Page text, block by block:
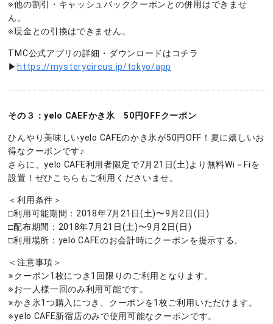
※他の割引・キャッシュバッククーポンとの併用はできませ
ん。
※現金との引換はできません。
TMC公式アプリの詳細・ダウンロードはコチラ
▶ https://mysterycircus.jp/tokyo/app
その３：yelo CAEFかき氷 50円OFFクーポン
ひんやり美味しいyelo CAFEのかき氷が50円OFF！夏に嬉しいお
得なクーポンです♪
さらに、yelo CAFE利用者限定で7月21日(土)より無料Wi－Fiを
設置！ぜひこちらもご利用くださいませ。
＜利用条件＞
□利用可能期間：2018年7月21日(土)〜9月2日(日)
□配布期間：2018年7月21日(土)〜9月2日(日)
□利用場所：yelo CAFEのお会計時にクーポンを提示する。
＜注意事項＞
※クーポン1枚につき1回限りのご利用となります。
※お一人様一回のみ利用可能です。
※かき氷1つ購入につき、クーポンを1枚ご利用いただけます。
※yelo CAFE新宿店のみで使用可能なクーポンです。